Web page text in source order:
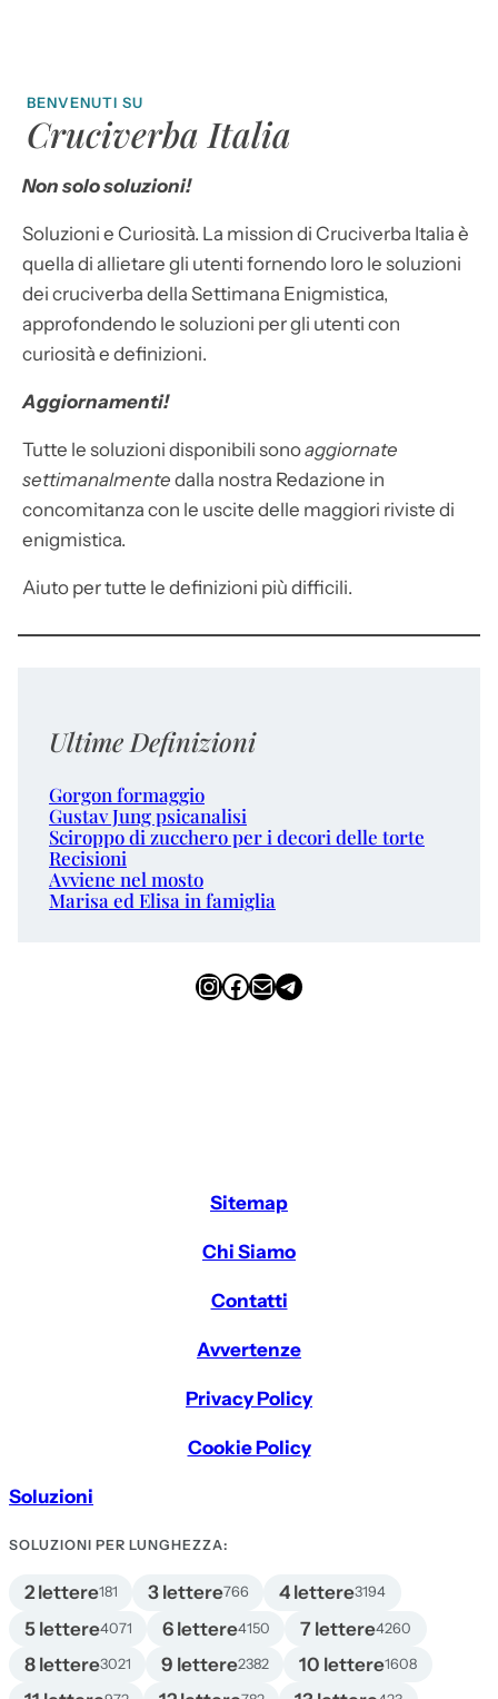
BENVENUTI SU
Cruciverba Italia
Non solo soluzioni!
Soluzioni e Curiosità. La mission di Cruciverba Italia è
quella di allietare gli utenti fornendo loro le soluzioni
dei cruciverba della Settimana Enigmistica,
approfondendo le soluzioni per gli utenti con
curiosità e definizioni.
Aggiornamenti!
Tutte le soluzioni disponibili sonoaggiornate
settimanalmente dalla nostra Redazione in
concomitanza con le uscite delle maggiori riviste di
enigmistica.
Aiuto per tutte le definizioni più difficili.
Ultime Definizioni
Gorgon formaggio
Gustav Jung psicanalisi
Sciroppo di zucchero per i decori delle torte
Recisioni
Avviene nel mosto
Marisa ed Elisa in famiglia
InstagramFacebook Email Telegram
Sitemap
Chi Siamo
Contatti
Avvertenze
Privacy Policy
Cookie Policy
Soluzioni
SOLUZIONI PER LUNGHEZZA:
2 lettere181 3 lettere766 4 lettere3194
5 lettere4071 6 lettere4150 7 lettere4260
8 lettere3021 9 lettere2382 10 lettere1608